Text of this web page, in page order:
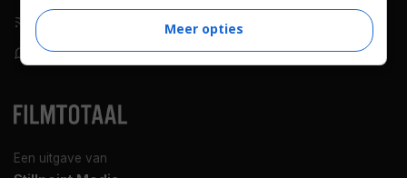
Een uitgave van
RSS-feed
WhatsApp
Films op tv
Bioscoop
Meer opties